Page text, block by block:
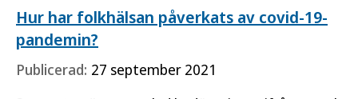
Hur har folkhälsan påverkats av covid-19-
pandemin?
Publicerad: 27 september 2021